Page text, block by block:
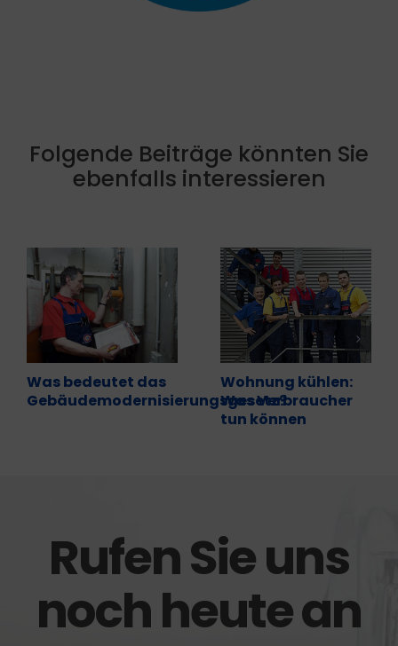
Folgende Beiträge könnten Sie
ebenfalls interessieren
Was bedeutet das
Gebäudemodernisierungsgesetz?
Wohnung kühlen:
Was Verbraucher
tun können
Rufen Sie uns
noch heute an